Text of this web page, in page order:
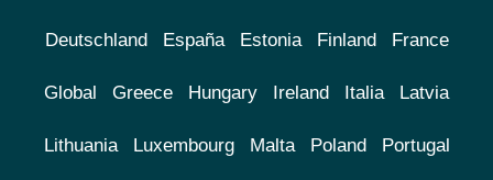
Deutschland España Estonia Finland France
Global Greece Hungary Ireland Italia Latvia
Lithuania Luxembourg Malta Poland Portugal